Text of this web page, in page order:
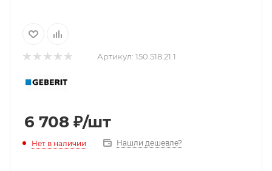
Артикул: 150.518.21.1
6 708 ₽/шт
Нет в наличии Нашли дешевле?